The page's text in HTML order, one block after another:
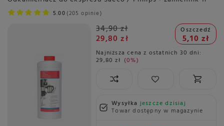
5.00 205 opinie
34,90 zł
29,80 zł
Oszczedź
5,10 zł
Najniższa cena z ostatnich 30 dni:
29,80 zł 0%
Wysyłkajeszcze dzisiaj
Towar dostępny w magazynie